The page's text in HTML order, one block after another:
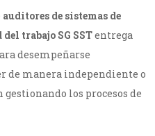
auditores de sistemas de
trabajo SG SSTentrega
desempeñarse
de manera independiente o
los procesos de